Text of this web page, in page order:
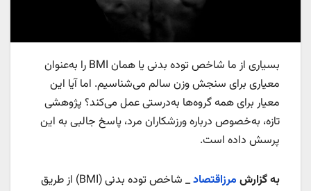
بسیاری از ما شاخص توده بدنی یا همان BMI را به‌عنوان
معیاری برای سنجش وزن سالم می‌شناسیم. اما آیا این
معیار برای همه گروه‌ها به‌درستی عمل می‌کند؟ پژوهشی
تازه، به‌خصوص درباره ورزشکاران مرد، پاسخ جالبی به این
پرسش داده است.
به گزارش مرزاقتصاد_
شاخص توده بدنی (BMI) از طریق